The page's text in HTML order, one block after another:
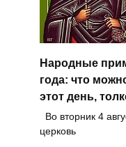
Народные
года: что
этот день,
Во вторник 4
церковь